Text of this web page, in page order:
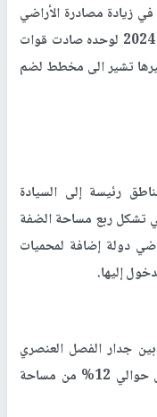
زيادة مصادرة الأراضي
من خلال ما يسمى أراضي دولة، وفي العام 2024 لوحده صادت قوات
وغيرها تشير الى مخطط لضم
مخطط الاحتلال سيتم ضم 3 مناطق رئيسة إلى السيادة
تشكل ربع مساحة الضفة
دولة إضافة لمحميات
إليها.
جدار الفصل العنصري
وخط وقف إطلاق النار عام 1948، وتشكل حوالي 12% من مساحة